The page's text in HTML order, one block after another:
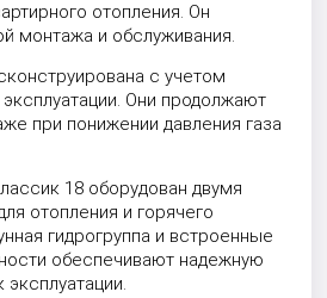
отопления. Он
монтажа и обслуживания.
с учетом
Они продолжают
при понижении давления газа
18 оборудован двумя
отопления и горячего
гидрогруппа и встроенные
обеспечивают надежную
эксплуатации.